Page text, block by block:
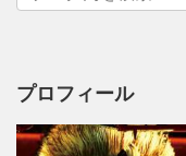
プロフィール